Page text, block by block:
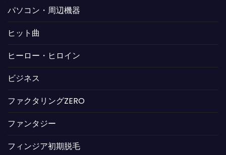
パソコン・周辺機器
ヒット曲
ヒーロー・ヒロイン
ビジネス
ファクタリングZERO
ファンタジー
フィンジア初期脱毛